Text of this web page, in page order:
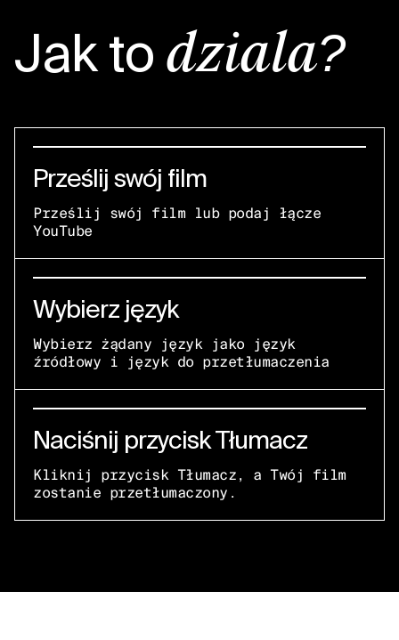
Jak to działa?
Prześlij swój film
Prześlij swój film lub podaj łącze
YouTube
Wybierz język
Wybierz żądany język jako język
źródłowy i język do przetłumaczenia
Naciśnij przycisk Tłumacz
Kliknij przycisk Tłumacz, a Twój film
zostanie przetłumaczony.